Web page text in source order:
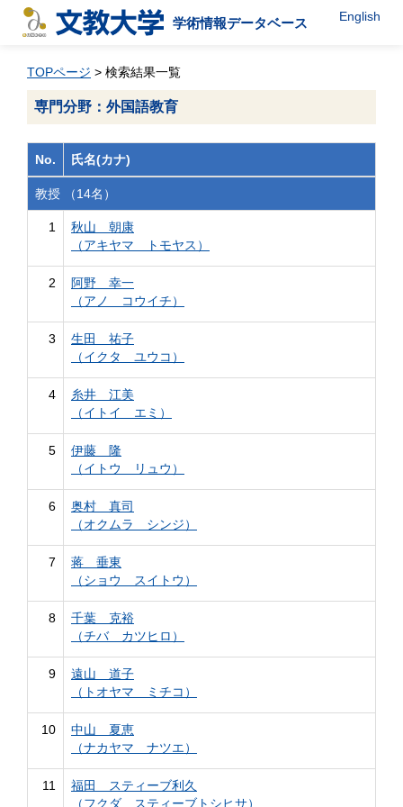
学術情報データベース English
TOPページ > 検索結果一覧
専門分野：外国語教育
No. 氏名(カナ)
教授 （14名）
1
秋山 朝康
（アキヤマ トモヤス）
2
阿野 幸一
（アノ コウイチ）
3
生田 祐子
（イクタ ユウコ）
4
糸井 江美
（イトイ エミ）
5
伊藤 隆
（イトウ リュウ）
6
奥村 真司
（オクムラ シンジ）
7
蒋 垂東
（ショウ スイトウ）
8
千葉 克裕
（チバ カツヒロ）
9
遠山 道子
（トオヤマ ミチコ）
10
中山 夏恵
（ナカヤマ ナツエ）
11
福田 スティーブ利久
（フクダ スティーブトシヒサ）